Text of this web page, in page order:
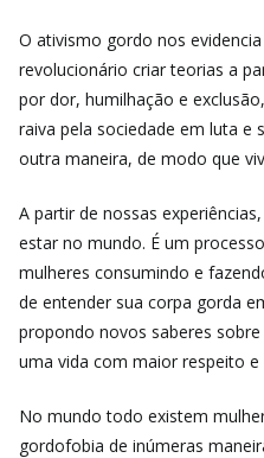
O ativismo gordo nos
revolucionário criar teorias a
por dor, humilhação e
raiva pela sociedade em luta e
outra maneira, de modo que
A partir de nossas
estar no mundo. É um
mulheres consumindo e
de entender sua corpa gorda
propondo novos saberes
uma vida com maior respeito e
No mundo todo existem
gordofobia de inúmeras